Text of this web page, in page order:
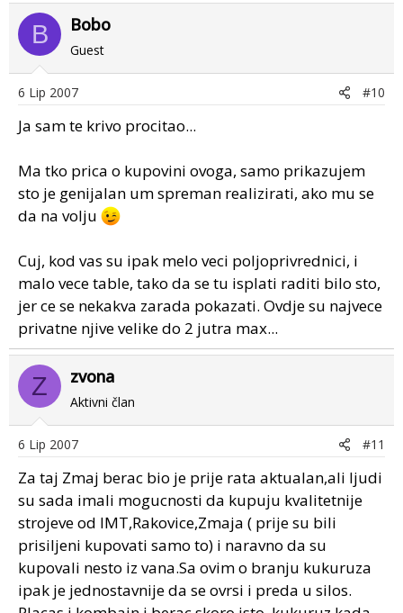
B Bobo
Guest
6 Lip 2007 #10
Ja sam te krivo procitao...
Ma tko prica o kupovini ovoga, samo prikazujem
sto je genijalan um spreman realizirati, ako mu se
da na volju
Cuj, kod vas su ipak melo veci poljoprivrednici, i
malo vece table, tako da se tu isplati raditi bilo sto,
jer ce se nekakva zarada pokazati. Ovdje su najvece
privatne njive velike do 2 jutra max...
Z zvona
Aktivni član
6 Lip 2007 #11
Za taj Zmaj berac bio je prije rata aktualan,ali ljudi
su sada imali mogucnosti da kupuju kvalitetnije
strojeve od IMT,Rakovice,Zmaja ( prije su bili
prisiljeni kupovati samo to) i naravno da su
kupovali nesto iz vana.Sa ovim o branju kukuruza
ipak je jednostavnije da se ovrsi i preda u silos.